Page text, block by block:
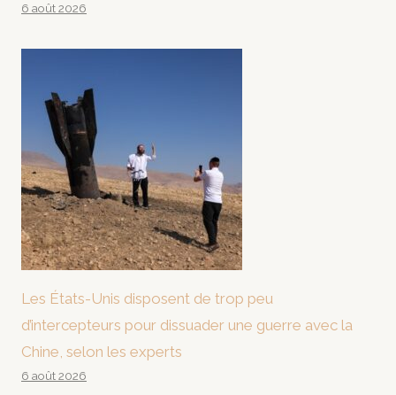
6 août 2026
Les États-Unis disposent de trop peu
d’intercepteurs pour dissuader une guerre avec la
Chine, selon les experts
6 août 2026